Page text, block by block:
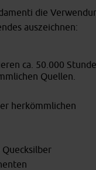
die
auszeichnen:
ca. 50.000
Quellen.
herkömmlichen